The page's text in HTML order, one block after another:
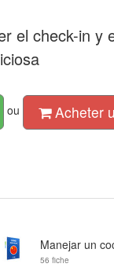
el check-in y
ou Acheter
Manejar un
56 fiche